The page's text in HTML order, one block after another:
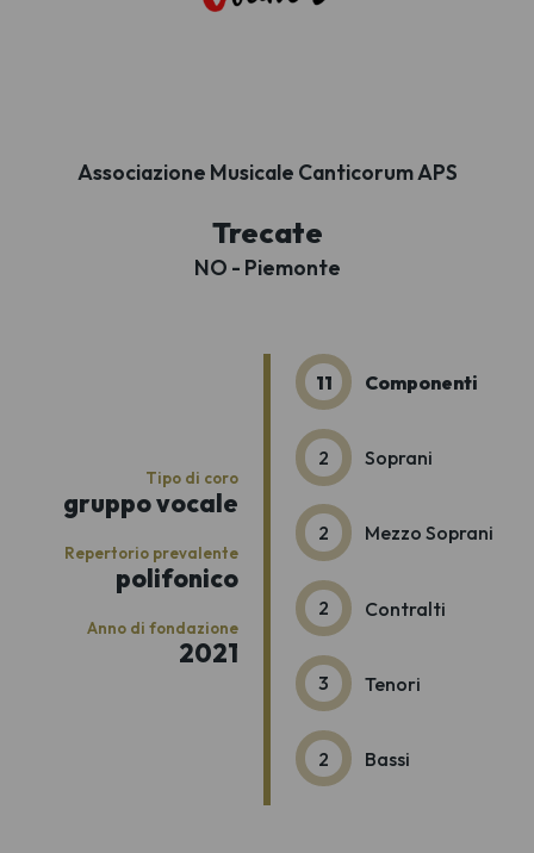
Associazione Musicale Canticorum APS
Trecate
NO - Piemonte
Tipo di coro
gruppo vocale
Repertorio prevalente
polifonico
Anno di fondazione
2021
11 Componenti
2 Soprani
2 Mezzo Soprani
2 Contralti
3 Tenori
2 Bassi